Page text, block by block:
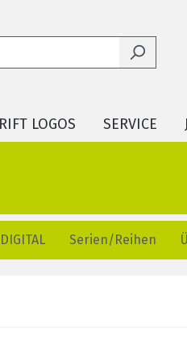
LOGOS SERVICE
Serien/Reihen